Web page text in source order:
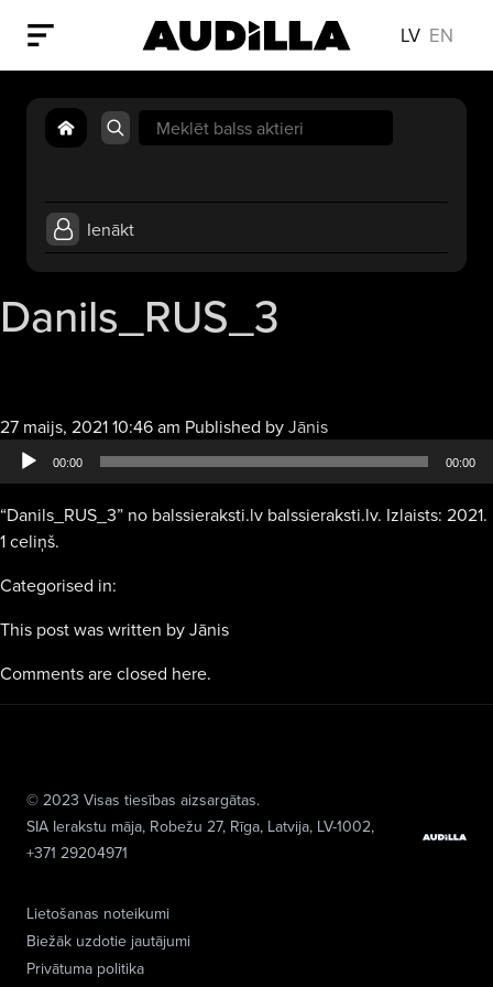
LV EN
Search
for:
Ienākt
Danils_RUS_3
27 maijs, 2021 10:46 am Published byJānisAudio
atskaņotājs
00:00 00:00
“Danils_RUS_3” no balssieraksti.lv balssieraksti.lv. Izlaists: 2021.
1 celiņš.
Categorised in:
This post was written by Jānis
Comments are closed here.
Lietošanas noteikumi
Biežāk uzdotie jautājumi
Privātuma politika
© 2023 Visas tiesības aizsargātas.
SIA Ierakstu māja, Robežu 27, Rīga, Latvija, LV-1002,
+371 29204971